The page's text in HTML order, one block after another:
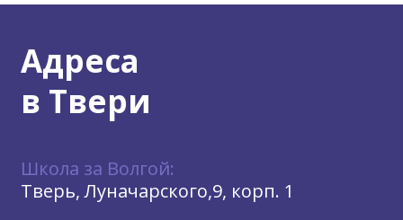
Адреса
в Твери
Школа за Волгой:
Тверь, Луначарского,9, корп. 1